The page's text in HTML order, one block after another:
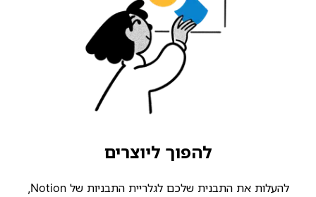
להפוך ליוצרים
להעלות את התבנית שלכם לגלריית התבניות של Notion,